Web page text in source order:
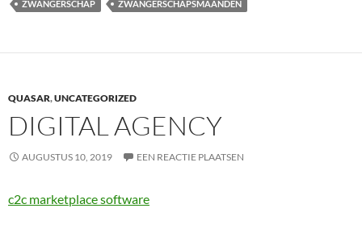
ZWANGERSCHAP
ZWANGERSCHAPSMAANDEN
QUASAR,UNCATEGORIZED
DIGITAL AGENCY
AUGUSTUS 10, 2019 EEN REACTIE PLAATSEN
c2c marketplace software